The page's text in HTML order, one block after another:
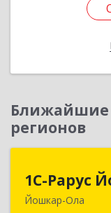
Ближайшие
регионов
1С-Рарус
Йошкар-Ола
424004, Марий